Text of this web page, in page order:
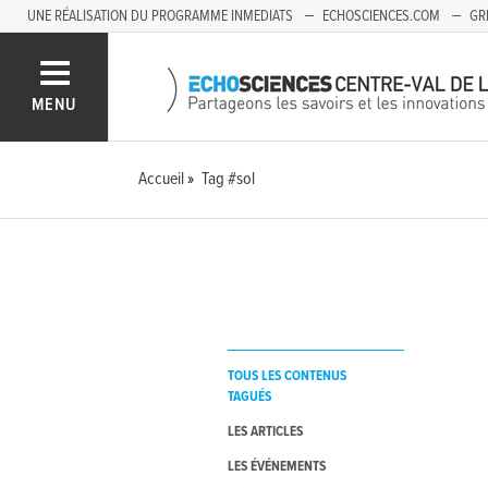
UNE RÉALISATION DU PROGRAMME INMEDIATS ECHOSCIENCES.COM
MENU
Accueil Tag #sol
TOUS LES CONTENUS
TAGUÉS
LES ARTICLES
LES ÉVÉNEMENTS